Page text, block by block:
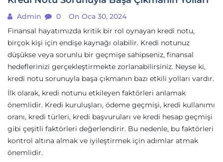
Admin 0
On Oca 30, 2024
Finansal hayatımızda kritik bir rol oynayan kredi notu,
birçok kişi için endişe kaynağı olabilir. Kredi notunuz
düşükse veya sorunlu bir geçmişe sahipseniz, finansal
hedeflerinizi gerçekleştirmekte zorlanabilirsiniz. Neyse ki,
kredi notu sorunuyla başa çıkmanın bazı etkili yolları vardır.
İlk olarak, kredi notunu etkileyen faktörleri anlamak
önemlidir. Kredi kuruluşları, ödeme geçmişi, kredi kullanımı
oranı, kredi türleri, kredi başvuruları ve kredi hesap geçmişi
gibi çeşitli faktörleri değerlendirir. Bu nedenle, bu faktörleri
kontrol altına almak ve iyileştirmek için adımlar atmak
önemlidir.